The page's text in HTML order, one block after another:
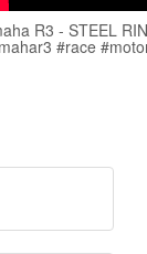
R3 - STEEL
#race